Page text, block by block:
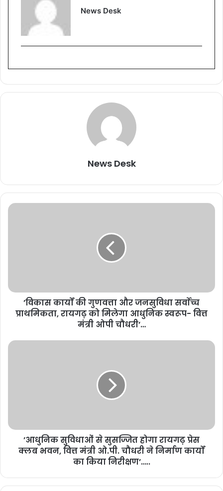
News Desk
News Desk
’विकास कार्यों की गुणवत्ता और जनसुविधा सर्वाेच्च
प्राथमिकता, रायगढ़ को मिलेगा आधुनिक स्वरूप- वित्त
मंत्री ओपी चौधरी’…
’आधुनिक सुविधाओं से सुसज्जित होगा रायगढ़ प्रेस
क्लब भवन, वित्त मंत्री ओ.पी. चौधरी ने निर्माण कार्यों
का किया निरीक्षण’…..